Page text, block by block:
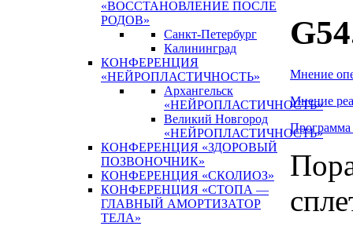
«ВОССТАНОВЛЕНИЕ ПОСЛЕ
РОДОВ»
Санкт-Петербург
Калининград
КОНФЕРЕНЦИЯ
«НЕЙРОПЛАСТИЧНОСТЬ»
Архангельск
«НЕЙРОПЛАСТИЧНОСТЬ»
Великий Новгород
«НЕЙРОПЛАСТИЧНОСТЬ»
КОНФЕРЕНЦИЯ «ЗДОРОВЫЙ
ПОЗВОНОЧНИК»
КОНФЕРЕНЦИЯ «СКОЛИОЗ»
КОНФЕРЕНЦИЯ «СТОПА —
ГЛАВНЫЙ АМОРТИЗАТОР
ТЕЛА»
Мнение
Мнение
Программа